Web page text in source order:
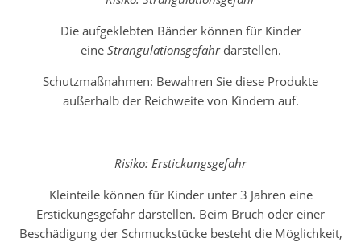
Die aufgeklebten Bänder können für Kinder
eine Strangulationsgefahrdarstellen.
Schutzmaßnahmen: Bewahren Sie diese Produkte
außerhalb der Reichweite von Kindern auf.
Risiko: Erstickungsgefahr
Kleinteile können für Kinder unter 3 Jahren eine
Erstickungsgefahr darstellen. Beim Bruch oder einer
Beschädigung der Schmuckstücke besteht die Möglichkeit,